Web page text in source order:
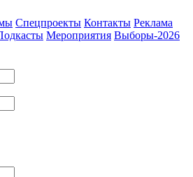
Спецпроекты Контакты Реклама
Мероприятия Выборы-2026